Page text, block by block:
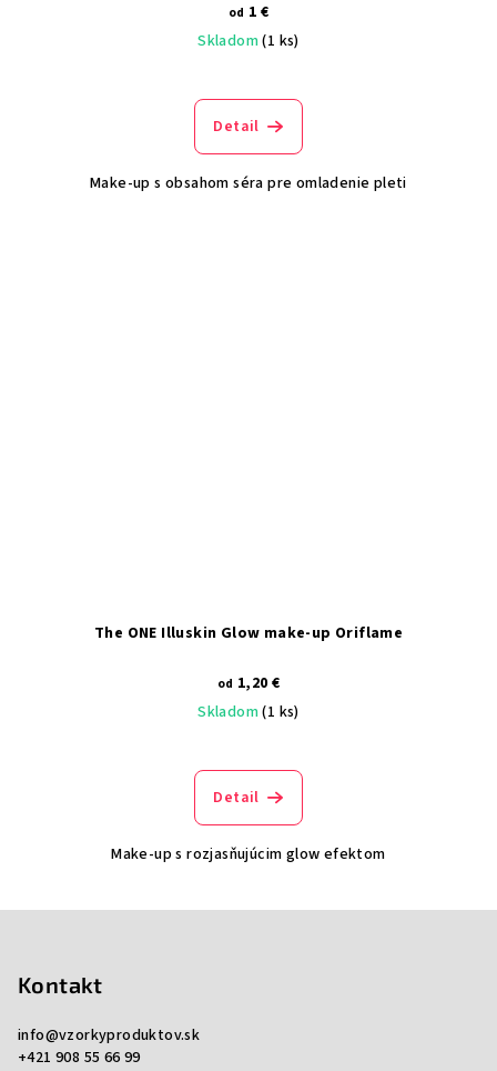
od 1 €
Skladom(1 ks)
Detail
Make-up s obsahom séra pre omladenie pleti
The ONE Illuskin Glow make-up Oriflame
od 1,20 €
Skladom(1 ks)
Detail
Make-up s rozjasňujúcim glow efektom
Kontakt
info@vzorkyproduktov.sk
+421 908 55 66 99